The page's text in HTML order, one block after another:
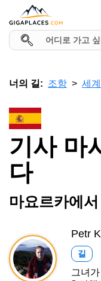
너의 길: 조항 세계
기사 마
다
마요르카에
Petr
길
그녀